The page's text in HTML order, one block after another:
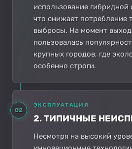
использование гибридной
что снижает потребление
выбросы. На момент
пользовалась
крупных городов, где
особенно строги.
02
ЭКСПЛУАТАЦИЯ
2. ТИПИЧНЫЕ
Несмотря на высокий